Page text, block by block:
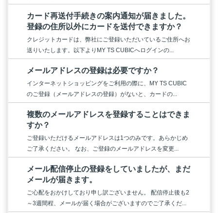
カード再送付手続きの案内通知が届きました。
登録の住所以外にカードを送付できますか？
クレジットカードは、弊社にご登録いただいているご住所へお
送りいたします。以下よりMY TS CUBICへログインの...
メールアドレスの登録は必要ですか？
インターネットショッピングをご利用の際に、MY TS CUBIC
のご登録（メールアドレスの登録）がないと、カードの...
複数のメールアドレスを登録することはできま
すか？
ご登録いただけるメールアドレスは1つのみです。あらかじめ
ご了承ください。 なお、ご登録のメールアドレスを変更...
メール配信停止の登録をしていましたが、まだ
メールが届きます。
ご心配をおかけしており申し訳ございません。 配信停止後も2
～3週間程、メールが届く場合がございますのでご了承くだ...